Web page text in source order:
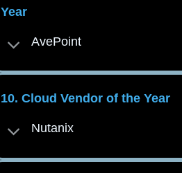
Year
AvePoint
10. Cloud Vendor of the Year
Nutanix